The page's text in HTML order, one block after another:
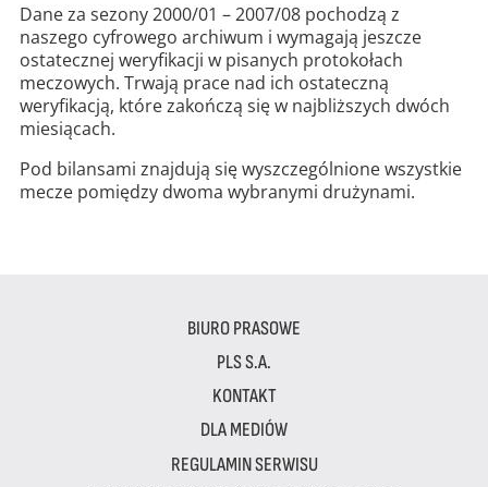
Dane za sezony 2000/01 – 2007/08 pochodzą z
naszego cyfrowego archiwum i wymagają jeszcze
ostatecznej weryfikacji w pisanych protokołach
meczowych. Trwają prace nad ich ostateczną
weryfikacją, które zakończą się w najbliższych dwóch
miesiącach.
Pod bilansami znajdują się wyszczególnione wszystkie
mecze pomiędzy dwoma wybranymi drużynami.
BIURO PRASOWE
PLS S.A.
KONTAKT
DLA MEDIÓW
REGULAMIN SERWISU